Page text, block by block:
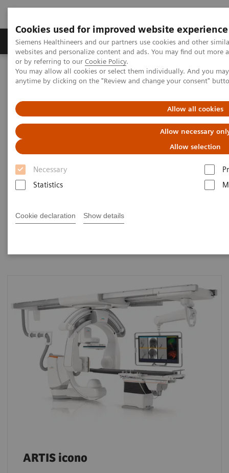
Cookies used for improved website experience
Siemens Healthineers and our partners use cookies and other
websites and personalize content and ads. You may find out
or by referring to our Cookie Policy.
You may allow all cookies or select them individually. And you
anytime by clicking on the "Review and change your consent"
Allow all cookies
Allow necessary
Allow selection
Necessary
Statistics
Cookie declaration Show details
Produits & Services À propos de
Home Imagerie Médicale
Angiographie (Arceaux fixes)
Systèmes d'angiographie interventionnelle Artis
Systèmes d'angiographie
interventionnelle Artis
Avec nos produits Artis, nous offrons un vaste
portefeuille de systèmes pour l'imagerie
cliniques en radiologie, cardiologie et chirurgie.
ARTIS icono